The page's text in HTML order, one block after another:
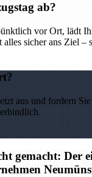
ab?
vor Ort, lädt
sicher ans Ziel –
aus und fordern
gemacht: Der